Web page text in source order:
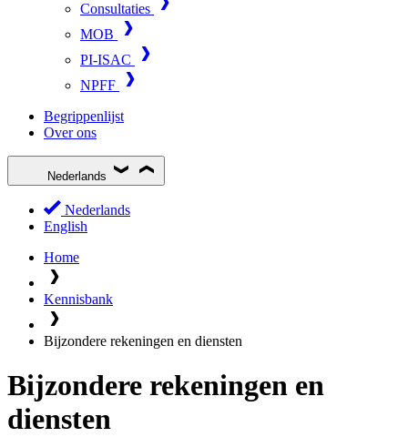
Consultaties
MOB
PI-ISAC
NPFF
Begrippenlijst
Over ons
Nederlands
Nederlands
English
Home
Kennisbank
Bijzondere rekeningen en diensten
Bijzondere rekeningen en
diensten